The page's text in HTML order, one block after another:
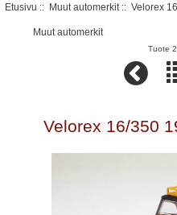
Etusivu :: Muut automerkit:: Velorex
Muut automerkit
Tuote
Velorex 16/350